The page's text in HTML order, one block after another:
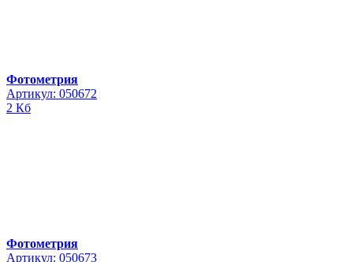
Фотометрия
Артикул: 050672
2 Кб
Фотометрия
Артикул: 050673